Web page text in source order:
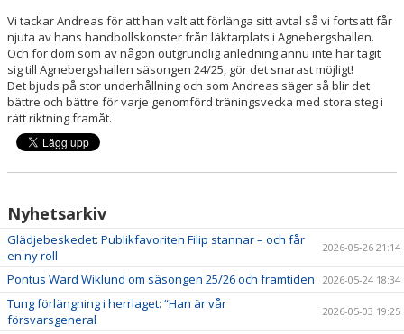
Vi tackar Andreas för att han valt att förlänga sitt avtal så vi fortsatt får
njuta av hans handbollskonster från läktarplats i Agnebergshallen.
Och för dom som av någon outgrundlig anledning ännu inte har tagit
sig till Agnebergshallen säsongen 24/25, gör det snarast möjligt!
Det bjuds på stor underhållning och som Andreas säger så blir det
bättre och bättre för varje genomförd träningsvecka med stora steg i
rätt riktning framåt.
Nyhetsarkiv
Glädjebeskedet: Publikfavoriten Filip stannar – och får
en ny roll
2026-05-26 21:14
Pontus Ward Wiklund om säsongen 25/26 och framtiden 2026-05-24 18:34
Tung förlängning i herrlaget: “Han är vår
försvarsgeneral
2026-05-03 19:25